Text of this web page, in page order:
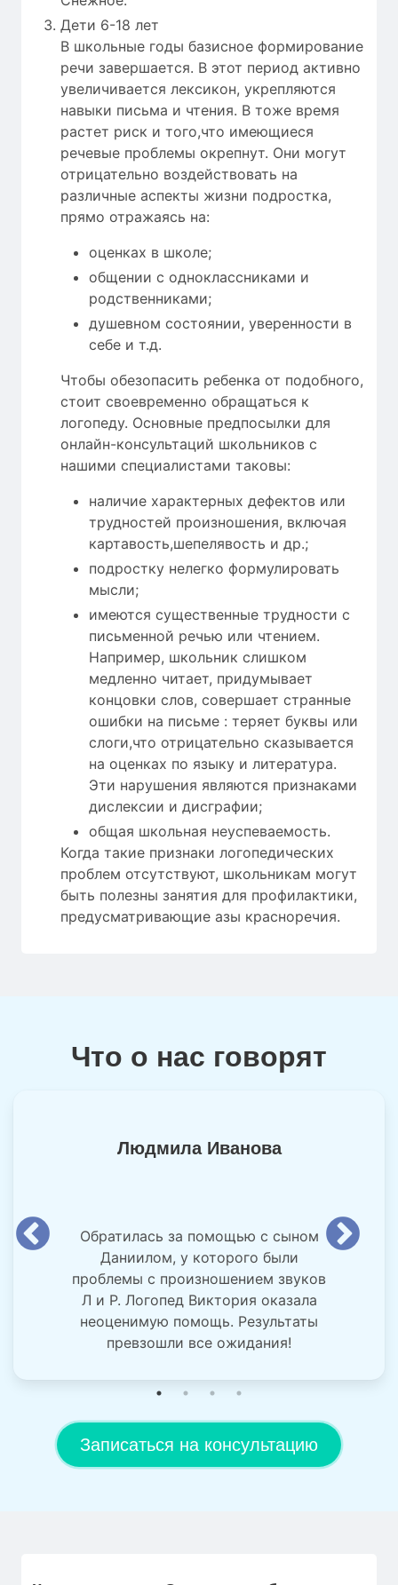
Дети 6-18 лет
В школьные годы базисное формирование
речи завершается. В этот период активно
увеличивается лексикон, укрепляются
навыки письма и чтения. В тоже время
растет риск и того,что имеющиеся
речевые проблемы окрепнут. Они могут
отрицательно воздействовать на
различные аспекты жизни подростка,
прямо отражаясь на:
оценках в школе;
общении с одноклассниками и
родственниками;
душевном состоянии, уверенности в
себе и т.д.
Чтобы обезопасить ребенка от подобного,
стоит своевременно обращаться к
логопеду. Основные предпосылки для
онлайн-консультаций школьников с
нашими специалистами таковы:
наличие характерных дефектов или
трудностей произношения, включая
картавость,шепелявость и др.;
подростку нелегко формулировать
мысли;
имеются существенные трудности с
письменной речью или чтением.
Например, школьник слишком
медленно читает, придумывает
концовки слов, совершает странные
ошибки на письме : теряет буквы или
слоги,что отрицательно сказывается
на оценках по языку и литература.
Эти нарушения являются признаками
дислексии и дисграфии;
общая школьная неуспеваемость.
Когда такие признаки логопедических
проблем отсутствуют, школьникам могут
быть полезны занятия для профилактики,
предусматривающие азы красноречия.
Что о нас говорят
Людмила Иванова
Обратилась за помощью с сыном
Даниилом, у которого были
проблемы с произношением звуков
Л и Р. Логопед Виктория оказала
неоценимую помощь. Результаты
превзошли все ожидания!
Записаться на консультацию